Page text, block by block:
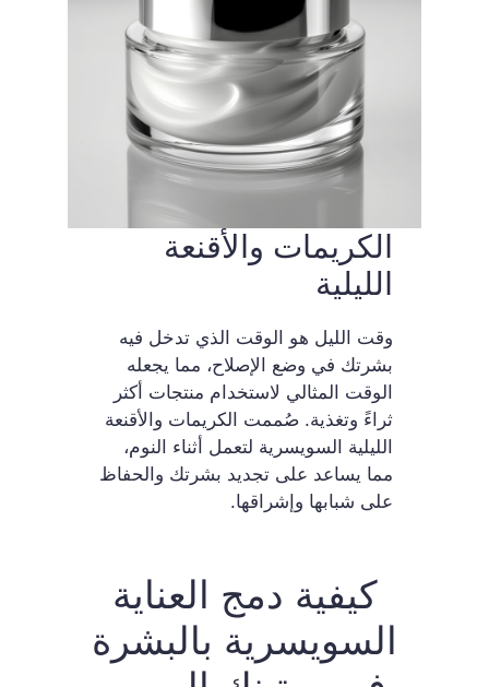
الكريمات والأقنعة
الليلية
وقت الليل هو الوقت الذي تدخل فيه
بشرتك في وضع الإصلاح، مما يجعله
الوقت المثالي لاستخدام منتجات أكثر
ثراءً وتغذية. صُممت الكريمات والأقنعة
الليلية السويسرية لتعمل أثناء النوم،
مما يساعد على تجديد بشرتك والحفاظ
على شبابها وإشراقها.
كيفية دمج العناية
السويسرية بالبشرة